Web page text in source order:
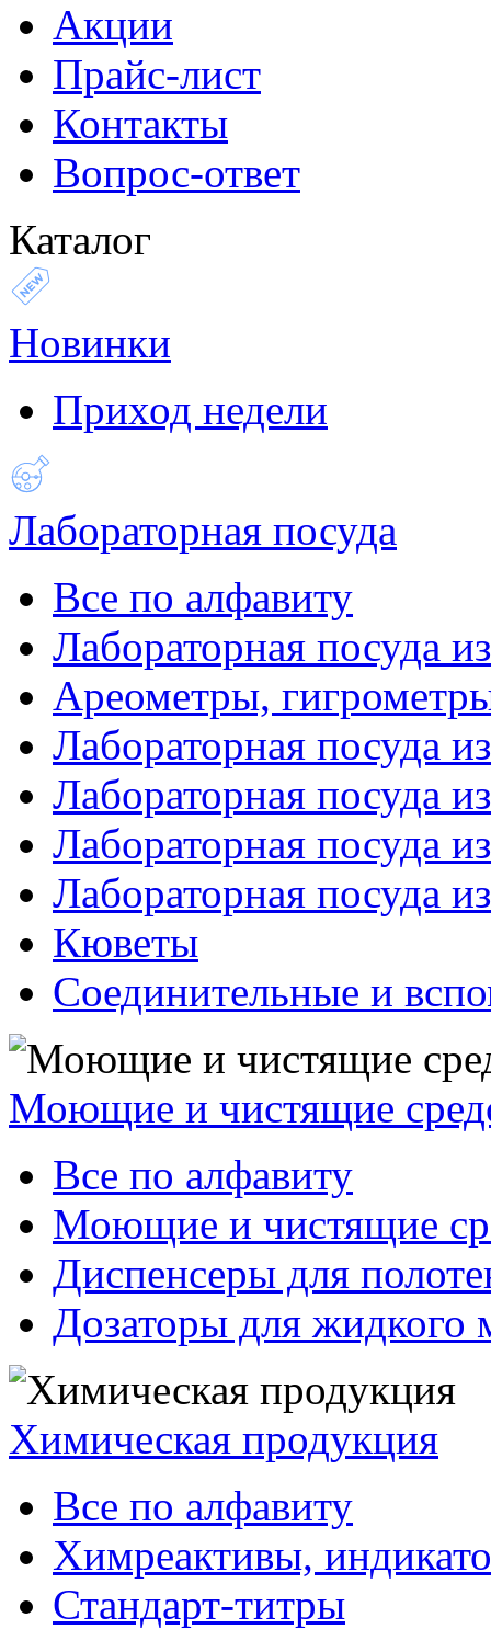
Акции
Прайс-лист
Контакты
Вопрос-ответ
Каталог
Новинки
Приход недели
Лабораторная посуда
Все по алфавиту
Лабораторная посуда
Ареометры,
Лабораторная посуда
Лабораторная посуда
Лабораторная посуда
Лабораторная посуда
Кюветы
Соединительные и
Моющие и чистящие
Все по алфавиту
Моющие и чистящие
Диспенсеры для
Дозаторы для жидкого
Химическая продукция
Все по алфавиту
Химреактивы,
Стандарт-титры